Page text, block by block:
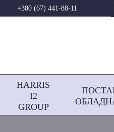
+380 (67) 441-88-11
HARRIS
І2
GROUP